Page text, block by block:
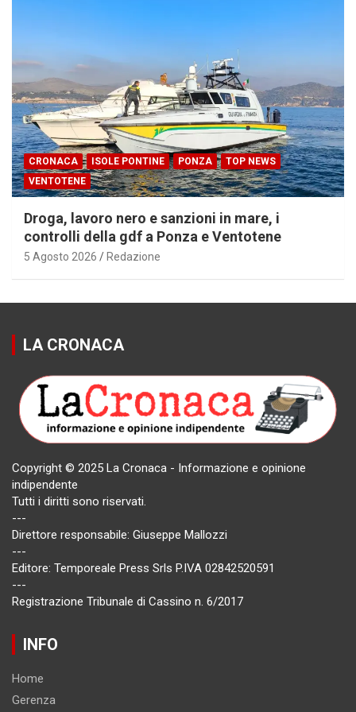
CRONACA ISOLE PONTINE PONZA
TOP NEWS
VENTOTENE
Droga, lavoro nero e sanzioni in mare, i
controlli della gdf a Ponza e Ventotene
5 Agosto 2026 Redazione
LA CRONACA
Copyright © 2025 La Cronaca - Informazione e opinione
indipendente
Tutti i diritti sono riservati.
---
Direttore responsabile: Giuseppe Mallozzi
---
Editore: Temporeale Press Srls P.IVA 02842520591
---
Registrazione Tribunale di Cassino n. 6/2017
INFO
Home
Gerenza